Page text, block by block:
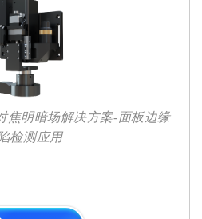
焦明暗场解决方案-面板边缘
检测应用